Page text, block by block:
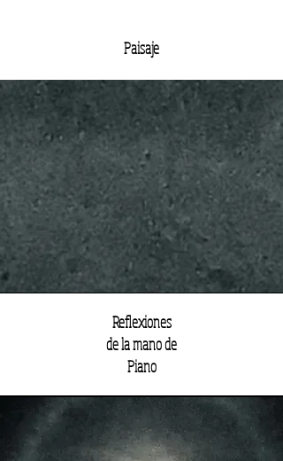
Paisaje
Reflexiones
de la mano de
Piano